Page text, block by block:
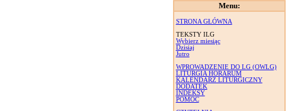
Menu:
STRONA GŁÓWNA
TEKSTY ILG
Wybierz miesiąc
Dzisiaj
Jutro
WPROWADZENIE DO LG (OWLG)
LITURGIA HORARUM
KALENDARZ LITURGICZNY
DODATEK
INDEKSY
POMOC